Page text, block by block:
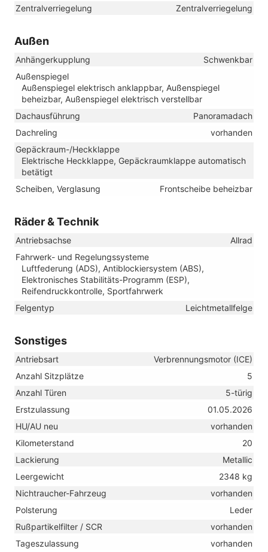
Zentralverriegelung
Zentralverriegelung
Außen
Anhängerkupplung
Schwenkbar
Außenspiegel
Außenspiegel elektrisch anklappbar, Außenspiegel
beheizbar, Außenspiegel elektrisch verstellbar
Dachausführung
Panoramadach
Dachreling
vorhanden
Gepäckraum-/Heckklappe
Elektrische Heckklappe, Gepäckraumklappe automatisch
betätigt
Scheiben, Verglasung
Frontscheibe beheizbar
Räder & Technik
Antriebsachse
Allrad
Fahrwerk- und Regelungssysteme
Luftfederung (ADS), Antiblockiersystem (ABS),
Elektronisches Stabilitäts-Programm (ESP),
Reifendruckkontrolle, Sportfahrwerk
Felgentyp
Leichtmetallfelge
Sonstiges
Antriebsart
Verbrennungsmotor (ICE)
Anzahl Sitzplätze
5
Anzahl Türen
5-türig
Erstzulassung
01.05.2026
HU/AU neu
vorhanden
Kilometerstand
20
Lackierung
Metallic
Leergewicht
2348 kg
Nichtraucher-Fahrzeug
vorhanden
Polsterung
Leder
Rußpartikelfilter / SCR
vorhanden
Tageszulassung
vorhanden